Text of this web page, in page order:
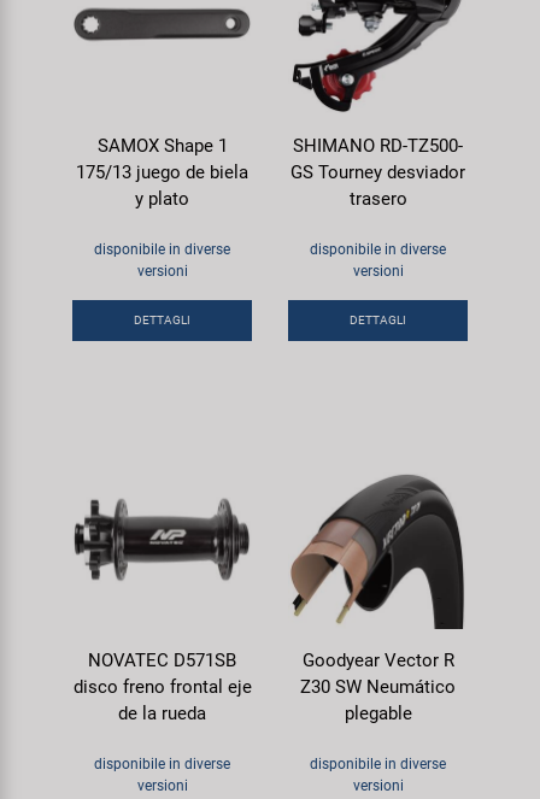
SAMOX Shape 1
175/13 juego de biela
y plato
disponibile in diverse
versioni
DETTAGLI
SHIMANO RD-TZ500-
GS Tourney desviador
trasero
disponibile in diverse
versioni
DETTAGLI
NOVATEC D571SB
disco freno frontal eje
de la rueda
disponibile in diverse
versioni
Goodyear Vector R
Z30 SW Neumático
plegable
disponibile in diverse
versioni